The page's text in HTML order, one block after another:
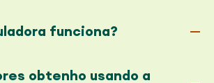
funciona?
obtenho usando a